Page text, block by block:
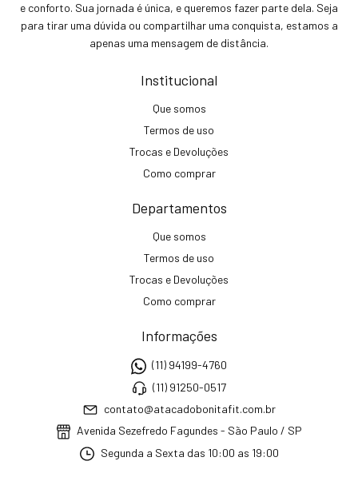
e conforto. Sua jornada é única, e queremos fazer parte dela. Seja
para tirar uma dúvida ou compartilhar uma conquista, estamos a
apenas uma mensagem de distância.
Institucional
Que somos
Termos de uso
Trocas e Devoluções
Como comprar
Departamentos
Que somos
Termos de uso
Trocas e Devoluções
Como comprar
Informações
(11) 94199-4760
(11) 91250-0517
contato@atacadobonitafit.com.br
Avenida Sezefredo Fagundes - São Paulo / SP
Segunda a Sexta das 10:00 as 19:00